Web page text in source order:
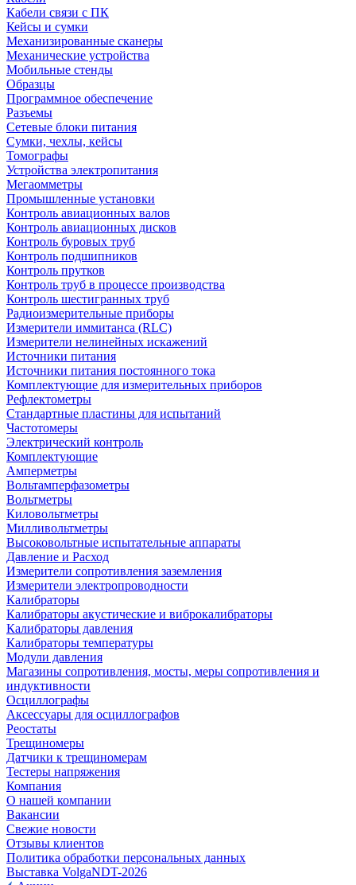
Кабели связи с ПК
Кейсы и сумки
Механизированные сканеры
Механические устройства
Мобильные стенды
Образцы
Программное обеспечение
Разъемы
Сетевые блоки питания
Сумки, чехлы, кейсы
Томографы
Устройства электропитания
Мегаомметры
Промышленные установки
Контроль авиационных валов
Контроль авиационных дисков
Контроль буровых труб
Контроль подшипников
Контроль прутков
Контроль труб в процессе производства
Контроль шестигранных труб
Радиоизмерительные приборы
Измерители иммитанса (RLC)
Измерители нелинейных искажений
Источники питания
Источники питания постоянного тока
Комплектующие для измерительных приборов
Рефлектометры
Стандартные пластины для испытаний
Частотомеры
Электрический контроль
Комплектующие
Амперметры
Вольтамперфазометры
Вольтметры
Киловольтметры
Милливольтметры
Высоковольтные испытательные аппараты
Давление и Расход
Измерители сопротивления заземления
Измерители электропроводности
Калибраторы
Калибраторы акустические и виброкалибраторы
Калибраторы давления
Калибраторы температуры
Модули давления
Магазины сопротивления, мосты, меры сопротивления и
индуктивности
Осциллографы
Аксессуары для осциллографов
Реостаты
Трещиномеры
Датчики к трещиномерам
Тестеры напряжения
Компания
О нашей компании
Вакансии
Свежие новости
Отзывы клиентов
Политика обработки персональных данных
Выставка VolgaNDT-2026